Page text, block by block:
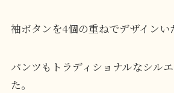
袖ボタンを4個の重ねでデザインい
パンツもトラディショナルなシル
た。